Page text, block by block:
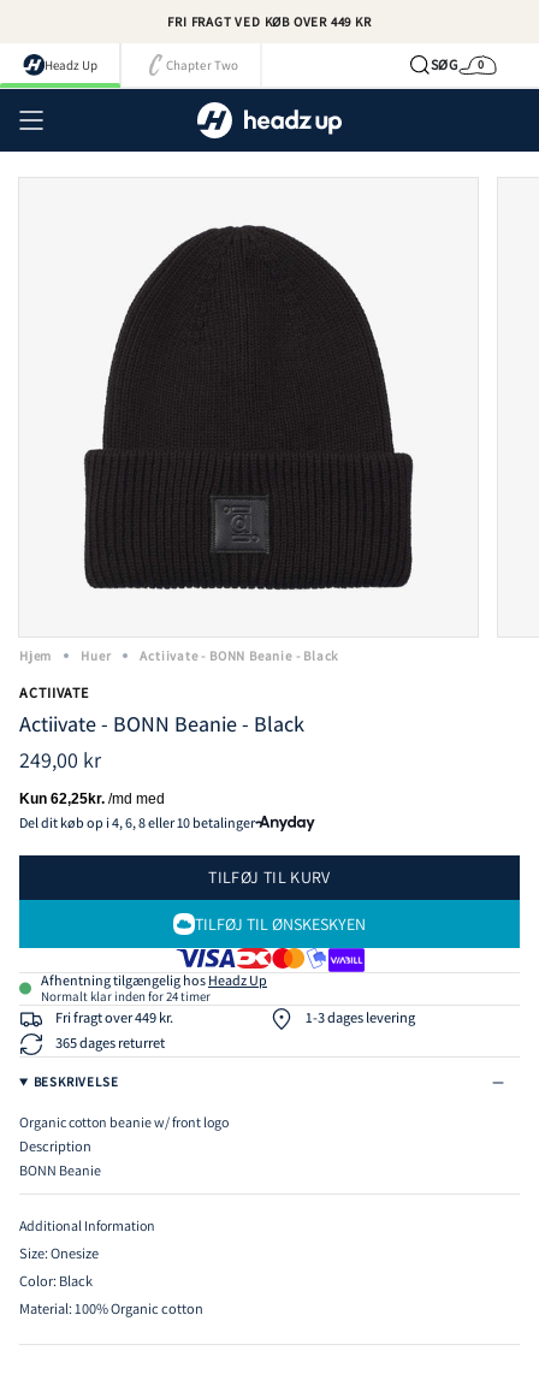
indhold
FRI FRAGT VED KØB OVER 449 KR
Headz Up Chapter Two SØGKurv
0
Hjem Huer Actiivate - BONN Beanie - Black
ACTIIVATE
Actiivate - BONN Beanie - Black
249,00 kr
Del dit køb op i 4, 6, 8 eller 10 betalinger
TILFØJ TIL KURV
TILFØJ TIL ØNSKESKYEN
Afhentning tilgængelig hosHeadz Up
Normalt klar inden for 24 timer
Fri fragt over 449 kr.
1-3 dages levering
365 dages returret
BESKRIVELSE
Organic cotton beanie w/ front logo
Description
BONN Beanie
Additional Information
Size:Onesize
Color: Black
Material:100% Organic cotton